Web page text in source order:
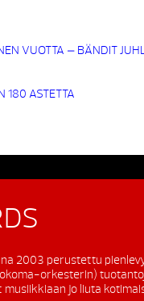
VUOTTA – BÄNDIT
180 ASTETTA
2003 perustettu
orkesterin)
jo liuta